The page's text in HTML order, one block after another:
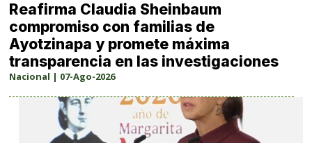
Reafirma Claudia Sheinbaum
compromiso con familias de
Ayotzinapa y promete máxima
transparencia en las investigaciones
Nacional | 07-Ago-2026